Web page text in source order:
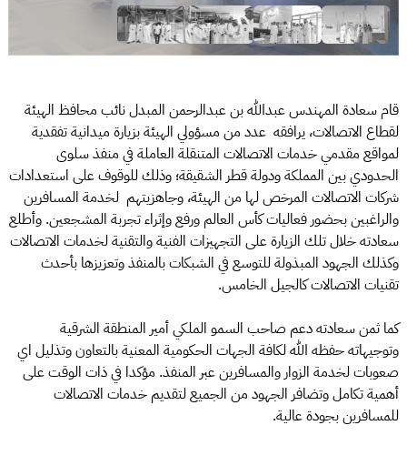
قام سعادة المهندس عبدالله بن عبدالرحمن المبدل نائب محافظ الهيئة
لقطاع الاتصالات، يرافقه عدد من مسؤولي الهيئة بزيارة ميدانية تفقدية
لمواقع مقدمي خدمات الاتصالات المتنقلة العاملة في منفذ سلوى
الحدودي بين المملكة ودولة قطر الشقيقة؛ وذلك للوقوف على استعدادات
شركات الاتصالات المرخص لها من الهيئة، وجاهزيتهم لخدمة المسافرين
والراغبين بحضور فعاليات كأس العالم ورفع وإثراء تجربة المشجعين. وأطلع
سعادته خلال تلك الزيارة على التجهيزات الفنية والتقنية لخدمات الاتصالات
وكذلك الجهود المبذولة للتوسع في الشبكات بالمنفذ وتعزيزها بأحدث
تقنيات الاتصالات كالجيل الخامس.
كما ثمن سعادته دعم صاحب السمو الملكي أمير المنطقة الشرقية
وتوجيهاته حفظه الله لكافة الجهات الحكومية المعنية بالتعاون وتذليل اي
صعوبات لخدمة الزوار والمسافرين عبر المنفذ. مؤكدا في ذات الوقت على
أهمية تكامل وتضافر الجهود من الجميع لتقديم خدمات الاتصالات
للمسافرين بجودة عالية.